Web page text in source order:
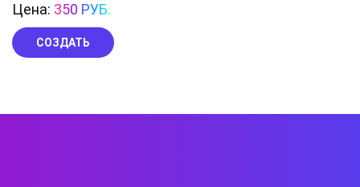
Цена: 350 РУБ.
СОЗДАТЬ